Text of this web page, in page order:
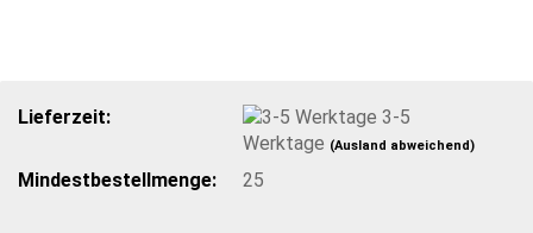
Lieferzeit:
3-5
Werktage (Ausland abweichend)
Mindestbestellmenge: 25